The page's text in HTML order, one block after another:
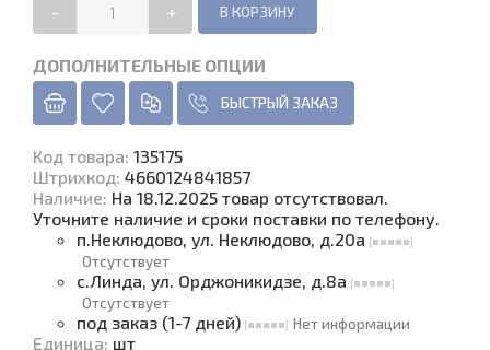
- +
ДОПОЛНИТЕЛЬНЫЕ ОПЦИИ
БЫСТРЫЙ ЗАКАЗ
Код товара: 135175
Штрихкод: 4660124841857
Наличие: На 18.12.2025 товар отсутствовал.
Уточните наличие и сроки поставки по телефону.
п.Неклюдово, ул. Неклюдово, д.20а
Отсутствует
с.Линда, ул. Орджоникидзе, д.8а
Отсутствует
под заказ (1-7 дней) Нет информации
Единица: шт